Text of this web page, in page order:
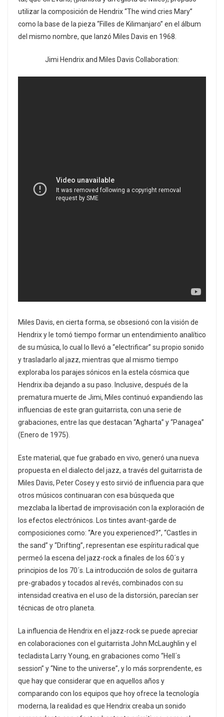
utilizar la composición de Hendrix “The wind cries Mary”
como la base de la pieza “Filles de Kilimanjaro” en el álbum
del mismo nombre, que lanzó Miles Davis en 1968.
Jimi Hendrix and Miles Davis Collaboration:
Miles Davis, en cierta forma, se obsesionó con la visión de
Hendrix y le tomó tiempo formar un entendimiento analítico
de su música, lo cual lo llevó a “electrificar” su propio sonido
y trasladarlo al jazz, mientras que al mismo tiempo
exploraba los parajes sónicos en la estela cósmica que
Hendrix iba dejando a su paso. Inclusive, después de la
prematura muerte de Jimi, Miles continuó expandiendo las
influencias de este gran guitarrista, con una serie de
grabaciones, entre las que destacan “Agharta” y “Panagea”
(Enero de 1975).
Este material, que fue grabado en vivo, generó una nueva
propuesta en el dialecto del jazz, a través del guitarrista de
Miles Davis, Peter Cosey y esto sirvió de influencia para que
otros músicos continuaran con esa búsqueda que
mezclaba la libertad de improvisación con la exploración de
los efectos electrónicos. Los tintes avant-garde de
composiciones como: “Are you experienced?”, “Castles in
the sand” y “Drifting”, representan ese espíritu radical que
permeó la escena del jazz-rock a finales de los 60´s y
principios de los 70´s. La introducción de solos de guitarra
pre-grabados y tocados al revés, combinados con su
intensidad creativa en el uso de la distorsión, parecían ser
técnicas de otro planeta.
La influencia de Hendrix en el jazz-rock se puede apreciar
en colaboraciones con el guitarrista John McLaughlin y el
tecladista Larry Young, en grabaciones como “Hell´s
session” y “Nine to the universe”, y lo más sorprendente, es
que hay que considerar que en aquellos años y
comparando con los equipos que hoy ofrece la tecnología
moderna, la realidad es que Hendrix creaba un sonido